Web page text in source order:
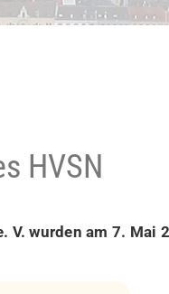
HVSN
wurden am 7. Mai